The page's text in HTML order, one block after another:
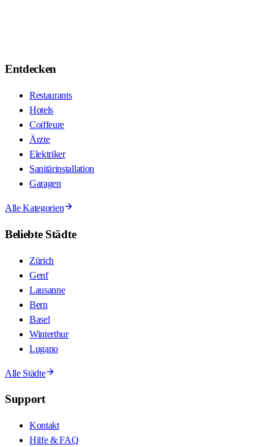
Entdecken
Restaurants
Hotels
Coiffeure
Ärzte
Elektriker
Sanitärinstallation
Garagen
Alle Kategorien
Beliebte Städte
Zürich
Genf
Lausanne
Bern
Basel
Winterthur
Lugano
Alle Städte
Support
Kontakt
Hilfe & FAQ